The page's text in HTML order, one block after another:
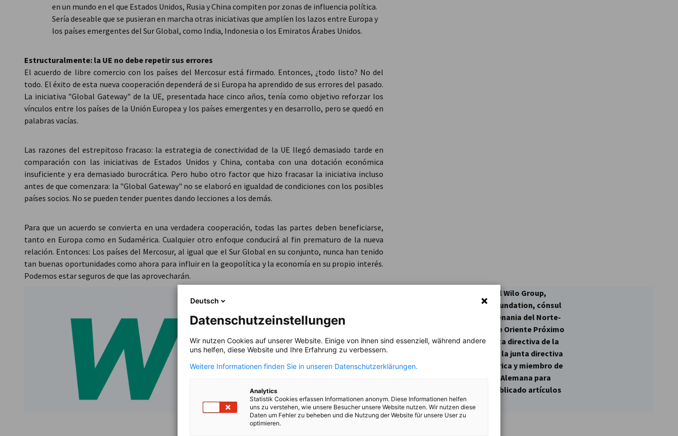
en un mundo en el que Estados Unidos, Rusia y China compiten por zonas de influencia política.
Sería deseable que se pusieran en marcha otras iniciativas que amplíen los lazos entre Europa y
los países emergentes del Sur Global, como India, Indonesia o los Emiratos Árabes Unidos.
Estructuralmente: la UE no debe repetir sus errores
El acuerdo de libre comercio con los países del Mercosur está firmado. Entonces, ¿todo listo? No del
todo. El éxito de esta nueva cooperación dependerá de si Europa ha aprendido de sus errores del pasado.
La iniciativa "Global Gateway" de la UE, presentada hace cinco años, tenía como objetivo reforzar los
vínculos entre los países de la Unión Europea y los países emergentes y en desarrollo, pero se quedó en
palabras vacías.
Las razones del estrepitoso fracaso: la estrategia de conectividad de la UE llegó demasiado tarde en
comparación con las iniciativas de Estados Unidos y China, contaba con una dotación económica
insuficiente y era demasiado burocrática. Pero hubo otro factor que hizo fracasar la iniciativa incluso
antes de que comenzara: la "Global Gateway" no se elaboró en igualdad de condiciones con los posibles
países socios. No se pueden tender puentes dando lecciones a los demás.
Para que un acuerdo se convierta en una verdadera cooperación, todas las partes deben beneficiarse,
tanto en Europa como en Sudamérica. Cualquier otro enfoque conducirá al fin prematuro de la nueva
relación. Entonces: Los países del Mercosur, al igual que el Sur Global en su conjunto, nunca han tenido
tan buenas oportunidades como ahora para influir en la geopolítica y la economía en su propio interés.
Podemos estar seguros de que las aprovecharán.
Oliver Hermes es presidente y Global CEO del Wilo Group,
presidente de la junta directiva de la Wilo-Foundation, cónsul
honorario de la República de Kazajstán en Renania del Norte-
Westfalia, vicepresidente de la Asociación de Oriente Próximo
y Oriente Medio (NUMOV), miembro de la junta directiva de la
Fundación Empresas Familiares, miembro de la junta directiva
de la Asociación Alemana de Empresas en África y miembro de
la junta directiva de la Iniciativa Empresarial Alemana para
África Subsahariana (SAFRI). Es autor y ha publicado artículos
en medios independientes.
Deutsch
Datenschutzeinstellungen
Wir nutzen Cookies auf unserer Website. Einige von ihnen sind essenziell, während andere
uns helfen, diese Website und Ihre Erfahrung zu verbessern.
Weitere Informationen finden Sie in unseren Datenschutzerklärungen.
Analytics
Statistik Cookies erfassen Informationen anonym. Diese Informationen helfen
uns zu verstehen, wie unsere Besucher unsere Website nutzen. Wir nutzen diese
Daten um Fehler zu beheben und die Nutzung der Website für unsere User zu
optimieren.